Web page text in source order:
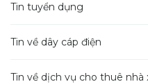
Tin tuyển dụng
Tin về dây cáp điện
Tin về dịch vụ cho thuê nhà